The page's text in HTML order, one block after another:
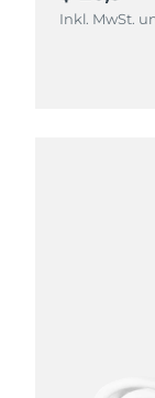
Inkl. MwSt.